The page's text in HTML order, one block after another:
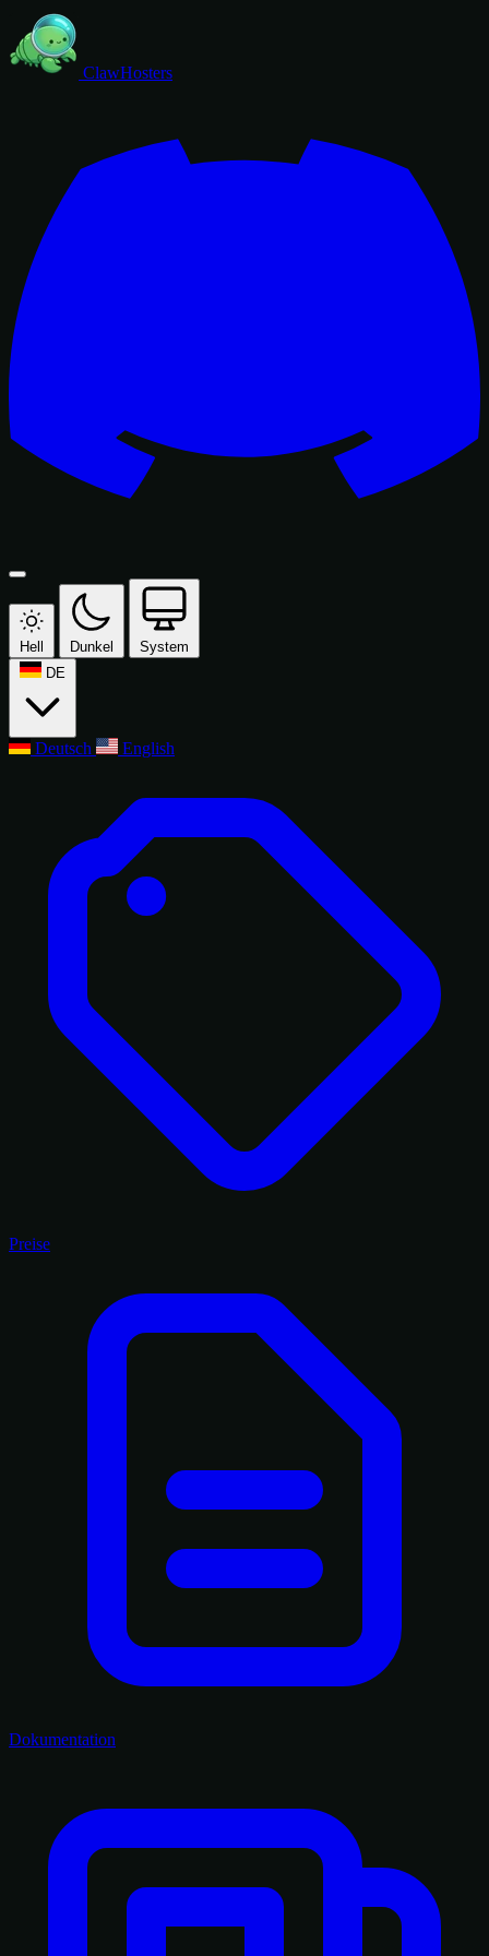
ClawHosters
Hell Dunkel
System
DE
Deutsch English
Preise
Dokumentation